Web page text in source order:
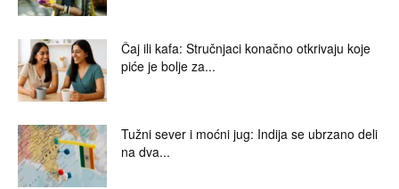
Čaj ili kafa: Stručnjaci konačno otkrivaju koje
piće je bolje za...
Tužni sever i moćni jug: Indija se ubrzano deli
na dva...